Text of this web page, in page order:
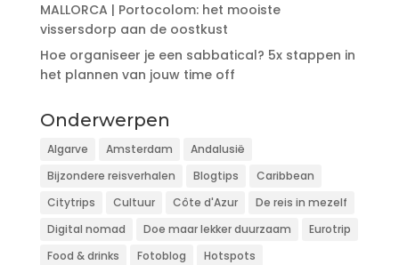
MALLORCA | Portocolom: het mooiste
vissersdorp aan de oostkust
Hoe organiseer je een sabbatical? 5x stappen in
het plannen van jouw time off
Onderwerpen
Algarve Amsterdam
Andalusië
Bijzondere reisverhalen
Blogtips
Caribbean
Citytrips
Cultuur Côte d'Azur
De reis in mezelf
Digital nomad
Doe maar lekker duurzaam
Eurotrip
Food & drinks
Fotoblog Hotspots